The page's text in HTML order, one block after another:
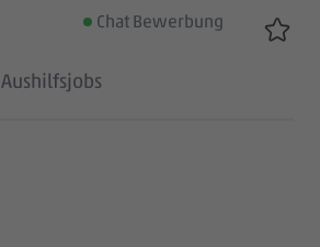
Chat Bewerbung
Aushilfsjobs